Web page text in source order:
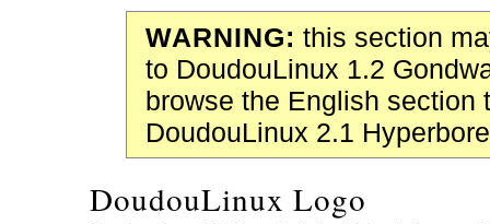
WARNING: this section
to DoudouLinux 1.2
browse the English section
DoudouLinux 2.1
DoudouLinux Logo